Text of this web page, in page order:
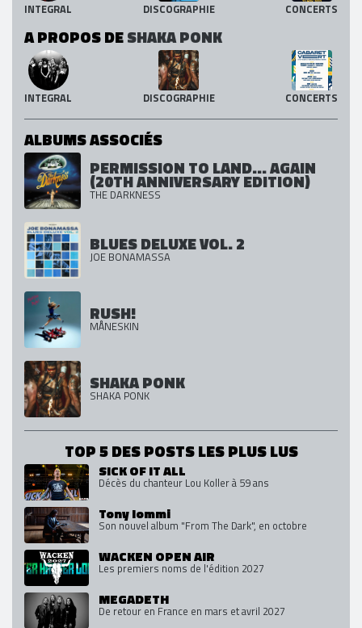
INTEGRAL DISCOGRAPHIE CONCERTS
A PROPOS DESHAKA PONK
INTEGRAL DISCOGRAPHIE CONCERTS
ALBUMS ASSOCIÉS
PERMISSION TO LAND... AGAIN
(20TH ANNIVERSARY EDITION)
THE DARKNESS
BLUES DELUXE VOL. 2
JOE BONAMASSA
RUSH!
MÅNESKIN
SHAKA PONK
SHAKA PONK
TOP 5 DES POSTS LES PLUS LUS
SICK OF IT ALL
Décès du chanteur Lou Koller à 59 ans
Tony Iommi
Son nouvel album "From The Dark", en octobre
WACKEN OPEN AIR
Les premiers noms de l'édition 2027
MEGADETH
De retour en France en mars et avril 2027